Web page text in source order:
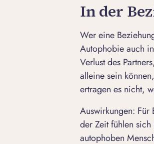
In der
Wer eine
Autophobie auch
Verlust des
alleine sein
ertragen es nicht,
Auswirkungen: Für
der Zeit fühlen
autophoben